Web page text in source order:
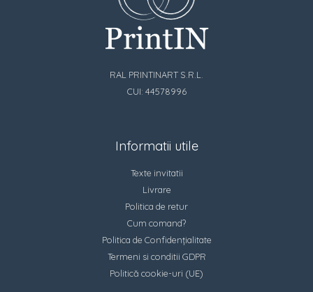
RAL PRINTINART S.R.L.
CUI: 44578996
Informatii utile
Texte invitatii
Livrare
Politica de retur
Cum comand?
Politica de Confidențialitate
Termeni si conditii GDPR
Politică cookie-uri (UE)